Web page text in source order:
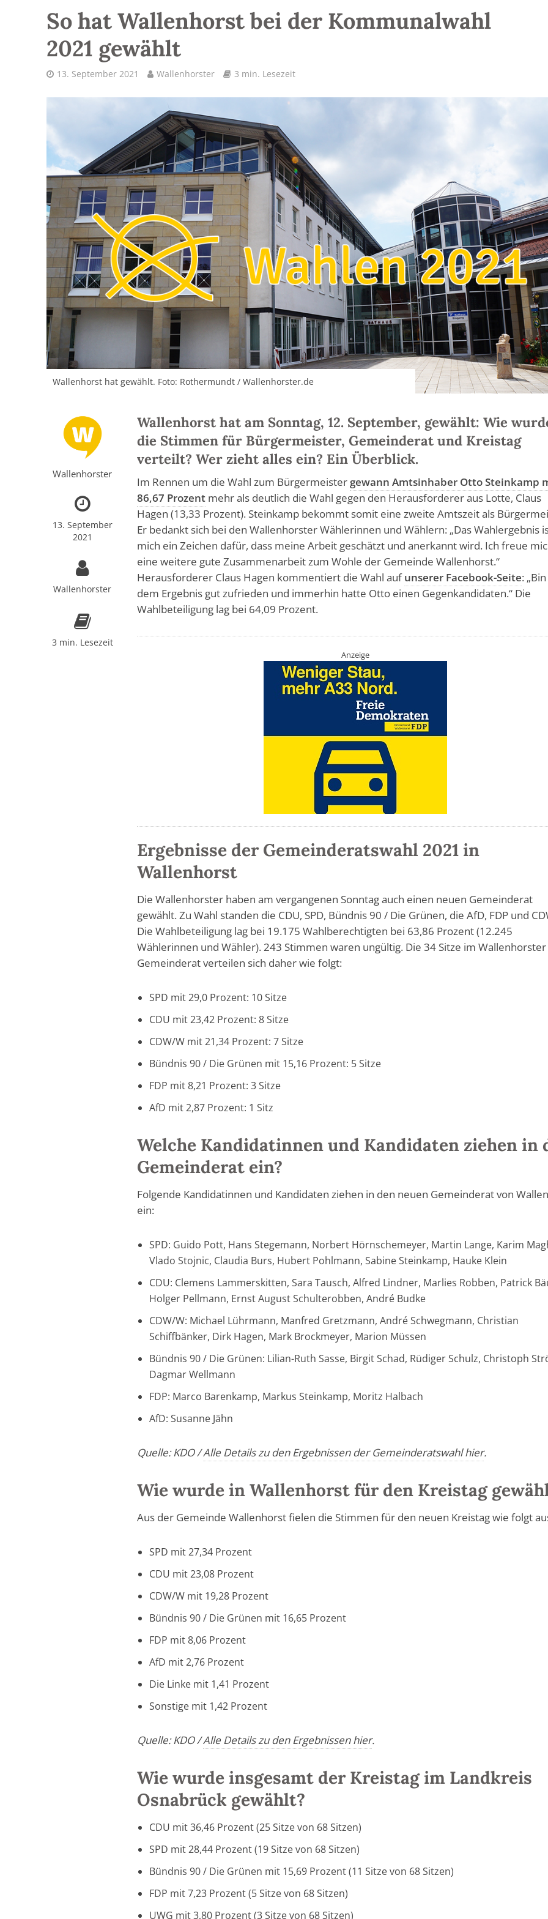
So hat Wallenhorst bei der Kommunalwahl
2021 gewählt
13. September 2021 Wallenhorster 3 min. Lesezeit
Wallenhorst hat gewählt. Foto: Rothermundt / Wallenhorster.de
Wallenhorster
13. September
2021
Wallenhorster
3 min. Lesezeit
Wallenhorst hat am Sonntag, 12. September, gewählt: Wie
die Stimmen für Bürgermeister, Gemeinderat und Kreistag
verteilt? Wer zieht alles ein? Ein Überblick.
Im Rennen um die Wahl zum Bürgermeister gewann Amtsinhaber Otto Steinkamp
86,67 Prozent mehr als deutlich die Wahl gegen den Herausforderer aus Lotte, Claus
Hagen (13,33 Prozent). Steinkamp bekommt somit eine zweite Amtszeit als
Er bedankt sich bei den Wallenhorster Wählerinnen und Wählern: „Das Wahlergebnis
mich ein Zeichen dafür, dass meine Arbeit geschätzt und anerkannt wird. Ich freue
eine weitere gute Zusammenarbeit zum Wohle der Gemeinde Wallenhorst.“
Herausforderer Claus Hagen kommentiert die Wahl aufunserer Facebook-Seite:
dem Ergebnis gut zufrieden und immerhin hatte Otto einen Gegenkandidaten.“ Die
Wahlbeteiligung lag bei 64,09 Prozent.
Anzeige
Ergebnisse der Gemeinderatswahl 2021 in
Wallenhorst
Die Wallenhorster haben am vergangenen Sonntag auch einen neuen Gemeinderat
gewählt. Zu Wahl standen die CDU, SPD, Bündnis 90 / Die Grünen, die AfD, FDP und
Die Wahlbeteiligung lag bei 19.175 Wahlberechtigten bei 63,86 Prozent (12.245
Wählerinnen und Wähler). 243 Stimmen waren ungültig. Die 34 Sitze im Wallenhorster
Gemeinderat verteilen sich daher wie folgt:
SPD mit 29,0 Prozent: 10 Sitze
CDU mit 23,42 Prozent: 8 Sitze
CDW/W mit 21,34 Prozent: 7 Sitze
Bündnis 90 / Die Grünen mit 15,16 Prozent: 5 Sitze
FDP mit 8,21 Prozent: 3 Sitze
AfD mit 2,87 Prozent: 1 Sitz
Welche Kandidatinnen und Kandidaten ziehen in
Gemeinderat ein?
Folgende Kandidatinnen und Kandidaten ziehen in den neuen Gemeinderat von
ein:
SPD: Guido Pott, Hans Stegemann, Norbert Hörnschemeyer, Martin Lange, Karim
Vlado Stojnic, Claudia Burs, Hubert Pohlmann, Sabine Steinkamp, Hauke Klein
CDU: Clemens Lammerskitten, Sara Tausch, Alfred Lindner, Marlies Robben, Patrick
Holger Pellmann, Ernst August Schulterobben, André Budke
CDW/W: Michael Lührmann, Manfred Gretzmann, André Schwegmann, Christian
Schiffbänker, Dirk Hagen, Mark Brockmeyer, Marion Müssen
Bündnis 90 / Die Grünen: Lilian-Ruth Sasse, Birgit Schad, Rüdiger Schulz, Christoph
Dagmar Wellmann
FDP: Marco Barenkamp, Markus Steinkamp, Moritz Halbach
AfD: Susanne Jähn
Quelle: KDO /Alle Details zu den Ergebnissen der Gemeinderatswahl hier.
Wie wurde in Wallenhorst für den Kreistag
Aus der Gemeinde Wallenhorst fielen die Stimmen für den neuen Kreistag wie folgt
SPD mit 27,34 Prozent
CDU mit 23,08 Prozent
CDW/W mit 19,28 Prozent
Bündnis 90 / Die Grünen mit 16,65 Prozent
FDP mit 8,06 Prozent
AfD mit 2,76 Prozent
Die Linke mit 1,41 Prozent
Sonstige mit 1,42 Prozent
Quelle: KDO /Alle Details zu den Ergebnissen hier.
Wie wurde insgesamt der Kreistag im Landkreis
Osnabrück gewählt?
CDU mit 36,46 Prozent (25 Sitze von 68 Sitzen)
SPD mit 28,44 Prozent (19 Sitze von 68 Sitzen)
Bündnis 90 / Die Grünen mit 15,69 Prozent (11 Sitze von 68 Sitzen)
FDP mit 7,23 Prozent (5 Sitze von 68 Sitzen)
UWG mit 3,80 Prozent (3 Sitze von 68 Sitzen)